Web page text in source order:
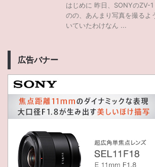
はじめに 昨日、SONYのZV-
のの、あんまり写真を撮るよ
いていたわけなん ...
広告バナー